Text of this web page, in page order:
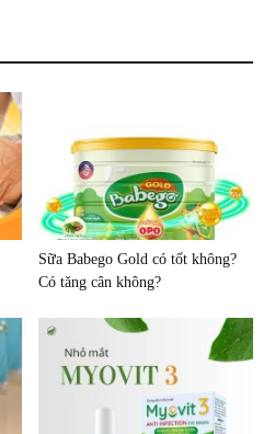
Sữa Babego Gold có tốt không?
Có tăng cân không?